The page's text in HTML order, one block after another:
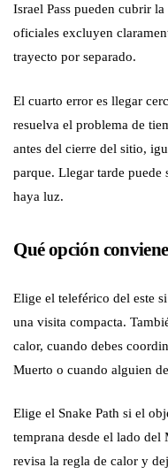
Israel Pass pueden cubrir
oficiales excluyen
trayecto por separado.
El cuarto error es llegar
resuelva el problema de
antes del cierre del sitio,
parque. Llegar tarde
haya luz.
Qué opción
Elige el teleférico del este
una visita compacta.
calor, cuando debes
Muerto o cuando alguien
Elige el Snake Path si el
temprana desde el lado del
revisa la regla de calor y